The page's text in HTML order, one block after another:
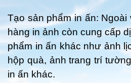
Tạo sản phẩm in ấn:
hàng in ảnh còn cung cấp
phẩm in ấn khác như ảnh
hộp quà, ảnh trang trí
in ấn khác.